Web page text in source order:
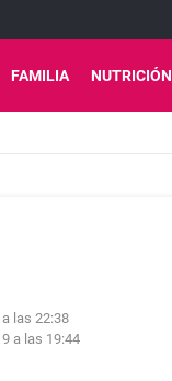
FAMILIA NUTRICIÓN
las 22:38
a las 19:44